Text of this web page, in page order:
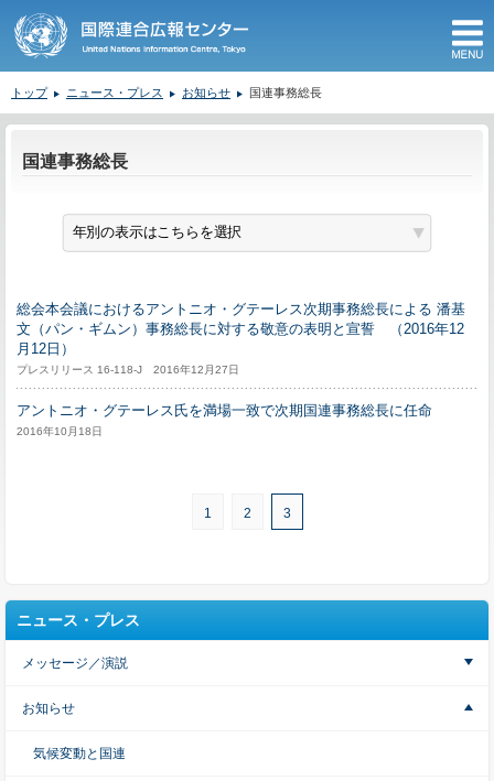
トップ ニュース・プレス お知らせ 国連事務総長
国連事務総長
総会本会議におけるアントニオ・グテーレス次期事務総長による 潘基
文（パン・ギムン）事務総長に対する敬意の表明と宣誓 （2016年12
月12日）
プレスリリース 16-118-J 2016年12月27日
アントニオ・グテーレス氏を満場一致で次期国連事務総長に任命
2016年10月18日
1 2 3
ニュース・プレス
メッセージ／演説
お知らせ
気候変動と国連